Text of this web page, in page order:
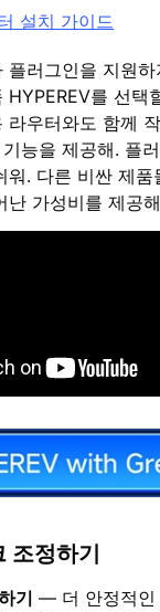
설치 가이드
플러그인을 지원
HYPEREV를 선택
라우터와도 함께
능을 제공해. 플
워. 다른 비싼 제품
난 가성비를 제공
조정하기
기 — 더 안정적인